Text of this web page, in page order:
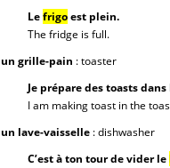
Lefrigoest plein.
The fridge is full.
un grille-pain : toaster
Je prépare des toasts dans
I am making toast in the
un lave-vaisselle : dishwasher
C’est à ton tour de vider le